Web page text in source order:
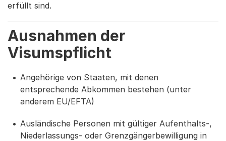
erfüllt sind.
Ausnahmen der
Visumspflicht
Angehörige von Staaten, mit denen
entsprechende Abkommen bestehen (unter
anderem EU/EFTA)
Ausländische Personen mit gültiger Aufenthalts-,
Niederlassungs- oder Grenzgängerbewilligung in